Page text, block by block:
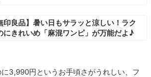
印良品】暑い日もサラッと涼しい！ラク
にきれいめ「麻混ワンピ」が万能だよ♪
3,990円というお手頃さがうれしい、フ